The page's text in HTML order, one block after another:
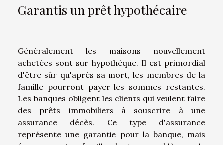
Garantis un prêt hypothécaire
Généralement les maisons nouvellement
achetées sont sur hypothèque. Il est primordial
d'être sûr qu'après sa mort, les membres de la
famille pourront payer les sommes restantes.
Les banques obligent les clients qui veulent faire
des prêts immobiliers à souscrire à une
assurance décès. Ce type d'assurance
représente une garantie pour la banque, mais